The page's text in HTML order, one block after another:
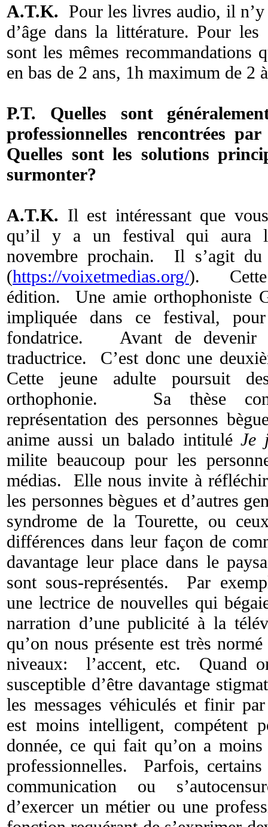
A.T.K. Pour les livres audio, il
d’âge dans la littérature. Pour les
sont les mêmes recommandations
en bas de 2 ans, 1h maximum de 2
P.T. Quelles sont
professionnelles rencontrées
Quelles sont les solutions
surmonter?
A.T.K. Il est intéressant que
qu’il y a un festival qui aura
novembre prochain. Il s’agit
(https://voixetmedias.org/). Cette
édition. Une amie orthophoniste
impliquée dans ce festival,
fondatrice. Avant de devenir
traductrice. C’est donc une
Cette jeune adulte poursuit
orthophonie. Sa thèse
représentation des personnes
anime aussi un balado intituléJe
milite beaucoup pour les
médias. Elle nous invite à
les personnes bègues et d’autres
syndrome de la Tourette, ou
différences dans leur façon de
davantage leur place dans le
sont sous-représentés. Par
une lectrice de nouvelles qui
narration d’une publicité à la
qu’on nous présente est très
niveaux: l’accent, etc. Quand
susceptible d’être davantage
les messages véhiculés et finir
est moins intelligent, compétent
donnée, ce qui fait qu’on a moins
professionnelles. Parfois,
communication ou
d’exercer un métier ou une